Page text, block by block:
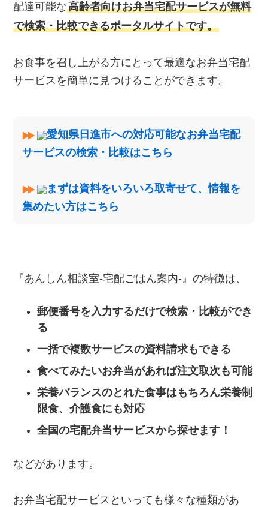
配達可能な高齢者向けお弁当宅配サービスが無料
で検索・比較できるポータルサイトです。
お食事を召し上がる方にとって最適なお弁当宅配
サービスを簡単に見つけることができます。
愛知県日進市への対応可能なお弁当宅配
サービスの検索・比較はこちら
まずは資料をいろいろ取寄せて、情報を
集めたい方はこちら
『あんしん相談室‐宅配ごはん案内‐』の特徴は、
郵便番号を入力するだけで検索・比較ができ
る
一括で複数サービスの資料請求もできる
食べてみたいお弁当があれば注文取次も可能
栄養バランスのとれた食事はもちろん栄養制
限食、介護食にも対応
全国の宅配弁当サービスから探せます！
などがあります。
お弁当宅配サービスといっても様々な種類があ